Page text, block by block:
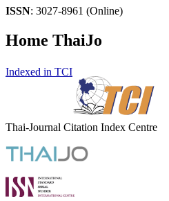
ISSN: 3027-8961 (Online)
Home ThaiJo
Indexed in TCI
Thai-Journal Citation Index Centre